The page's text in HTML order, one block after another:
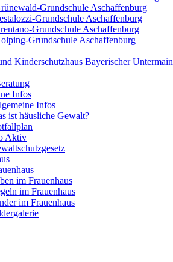
Grundschule Aschaffenburg
Grundschule Aschaffenburg
Grundschule Aschaffenburg
Grundschule Aschaffenburg
Kinderschutzhaus Bayerischer Untermain
Infos
Infos
ist häusliche Gewalt?
Aktiv
im Frauenhaus
im Frauenhaus
im Frauenhaus